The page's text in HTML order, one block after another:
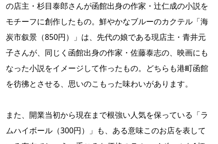
の店主・杉目泰郎さんが函館出身の作家・辻仁成の小説を
モチーフに創作したもの。鮮やかなブルーのカクテル「海
炭市叙景（850円）」は、先代の娘である現店主・青井元
子さんが、同じく函館出身の作家・佐藤泰志の、映画にも
なった小説をイメージして作ったもの。どちらも港町函館
を彷彿とさせる、思いのこもった味わいがあります。
また、開業当初から現在まで根強い人気を保っている「ラ
ムハイボール（300円）」も、ある意味このお店を表して